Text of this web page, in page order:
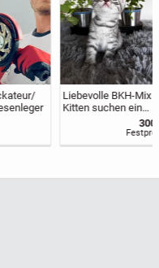
Liebevolle BKH-Mix
Kitten suchen ein
300 €
Festpreis